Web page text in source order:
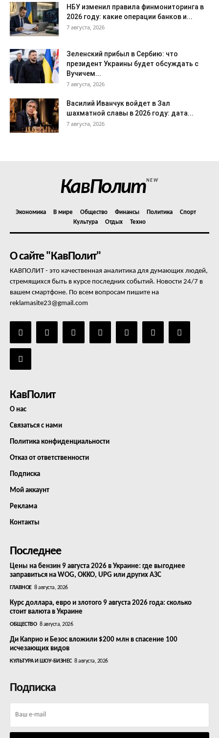
НБУ изменил правила финмониторинга в
2026 году: какие операции банков и...
7 августа, 2026
Зеленский прибыл в Сербию: что
президент Украины будет обсуждать с
Вучичем...
7 августа, 2026
Василий Иванчук войдет в Зал
шахматной славы в 2026 году: дата...
7 августа, 2026
КавПолитNEW
Экономика В мире Общество Финансы Политика
Спорт
Культура
Отдых Техно
О сайте "КавПолит"
КАВПОЛИТ - это качественная аналитика для думающих людей,
стремящихся быть в курсе последних событий. Новости 24/7 в
вашем смартфоне. По всем вопросам пишите на
reklamasite23@gmail.com
КавПолит
О нас
Связаться с нами
Политика конфиденциальности
Отказ от ответственности
Подписка
Мой аккаунт
Реклама
Контакты
Последнее
Цены на бензин 9 августа 2026 в Украине: где выгоднее
заправиться на WOG, OKKO, UPG или других АЗС
ГЛАВНОЕ 8 августа, 2026
Курс доллара, евро и злотого 9 августа 2026 года: сколько
стоит валюта в Украине
ОБЩЕСТВО 8 августа, 2026
Ди Каприо и Безос вложили $200 млн в спасение 100
исчезающих видов
КУЛЬТУРА И ШОУ-БИЗНЕС 8 августа, 2026
Подписка